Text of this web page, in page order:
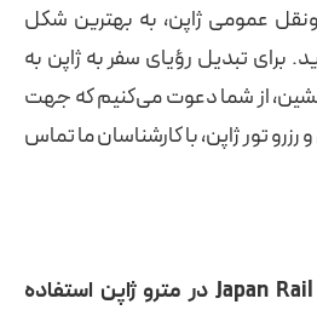
عمومی ژاپن، به بهترین شکل
برای تبدیل رؤیای سفر به ژاپن به
از شما دعوت می‌کنیم که جهت
تور ژاپن، با کارشناسان ما تماس
۱. آیا می‌توانیم از Japan Rail Pass در مترو ژاپن استفاده